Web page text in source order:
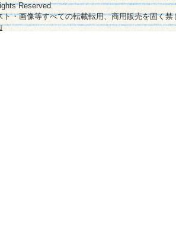
Reserved.
・画像等すべての転載転用、商用販売を固く禁